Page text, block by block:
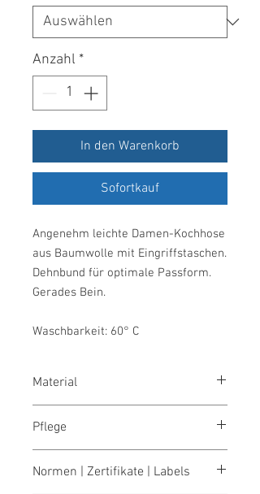
Anzahl *
In den Warenkorb
Sofortkauf
Angenehm leichte Damen-Kochhose
aus Baumwolle mit Eingriffstaschen.
Dehnbund für optimale Passform.
Gerades Bein.
Waschbarkeit: 60° C
Material
Pflege
bleichen nicht erlaubt
Normen | Zertifikate | Labels